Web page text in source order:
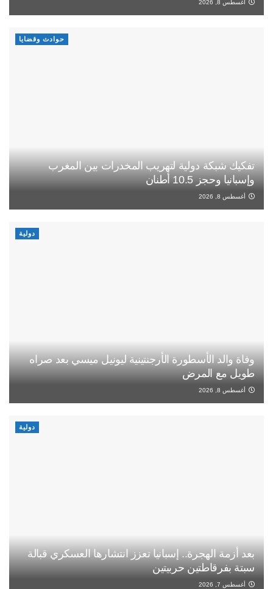
أغسطس 8, 2026
حوادث وقضايا
تفكيك شبكة دولية لتهريب المخدرات بين المغرب
وإسبانيا وحجز 10.5 أطنان
أغسطس 8, 2026
دولية
وفاة والد الأسطورة الأرجنتينية ليونيل ميسي بعد صراه
طويل مع المرض
أغسطس 8, 2026
دولية
بعد أزمة الهجرة.. إسبانيا تعزز انتشارها العسكري قبالة
سبتة بفرقاطتين حربيتين
أغسطس 7, 2026